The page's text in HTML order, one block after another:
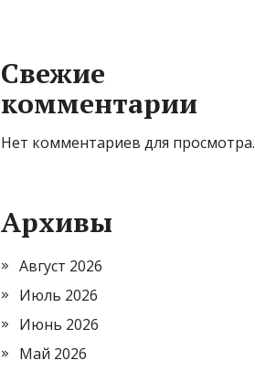
Свежие
комментарии
Нет комментариев для просмотра.
Архивы
Август 2026
Июль 2026
Июнь 2026
Май 2026